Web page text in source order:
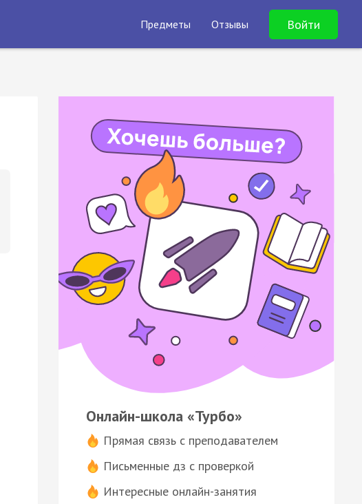
Предметы Отзывы Войти
Онлайн-школа «Турбо»
Прямая связь с преподавателем
Письменные дз с проверкой
Интересные онлайн-занятия